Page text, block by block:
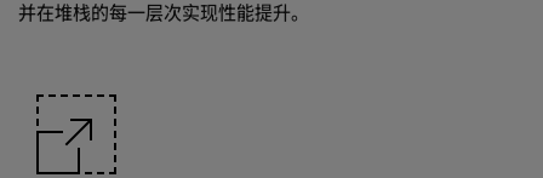
并在堆栈的每一层次实现性能提升。